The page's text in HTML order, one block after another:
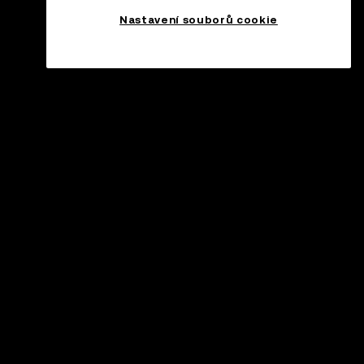
Nastavení souborů cookie